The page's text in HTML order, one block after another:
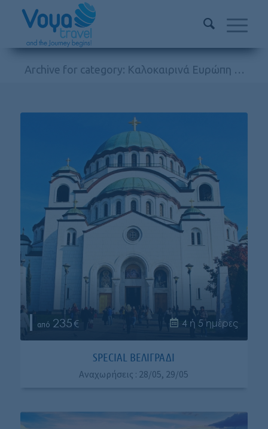
Archive for category: Καλοκαιρινά Ευρώπη Οδικώς
235 4 ή 5 ημέρες
SPECIAL ΒΕΛΙΓΡΑΔΙ
Αναχωρήσεις : 28/05, 29/05